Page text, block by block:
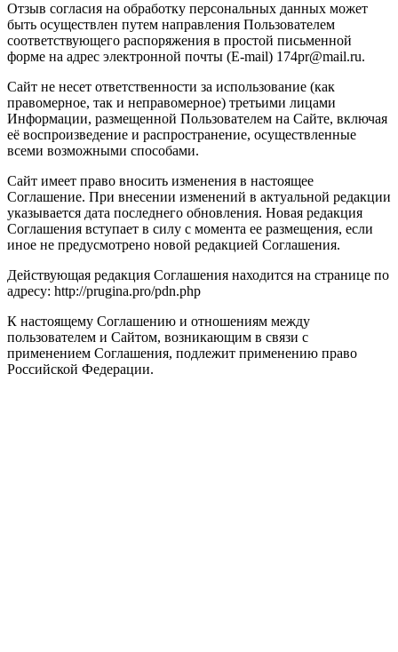
Отзыв согласия на обработку персональных данных может
быть осуществлен путем направления Пользователем
соответствующего распоряжения в простой письменной
форме на адрес электронной почты (E-mail) 174pr@mail.ru.
Сайт не несет ответственности за использование (как
правомерное, так и неправомерное) третьими лицами
Информации, размещенной Пользователем на Сайте, включая
её воспроизведение и распространение, осуществленные
всеми возможными способами.
Сайт имеет право вносить изменения в настоящее
Соглашение. При внесении изменений в актуальной редакции
указывается дата последнего обновления. Новая редакция
Соглашения вступает в силу с момента ее размещения, если
иное не предусмотрено новой редакцией Соглашения.
Действующая редакция Соглашения находится на странице по
адресу: http://prugina.pro/pdn.php
К настоящему Соглашению и отношениям между
пользователем и Сайтом, возникающим в связи с
применением Соглашения, подлежит применению право
Российской Федерации.